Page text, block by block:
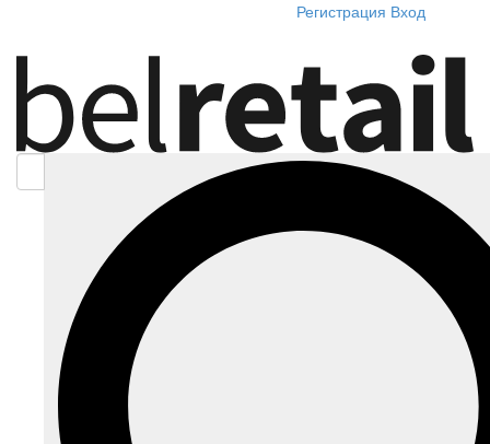
Регистрация Вход